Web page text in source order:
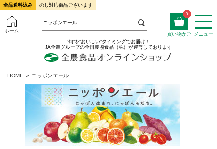
全品送料込み のし対応商品ございます
ホーム
0
買い物かご
メニュー
”旬”を”おいしい”タイミングでお届け！
JA全農グループの全国農協食品（株）が運営しております
HOME ＞ ニッポンエール